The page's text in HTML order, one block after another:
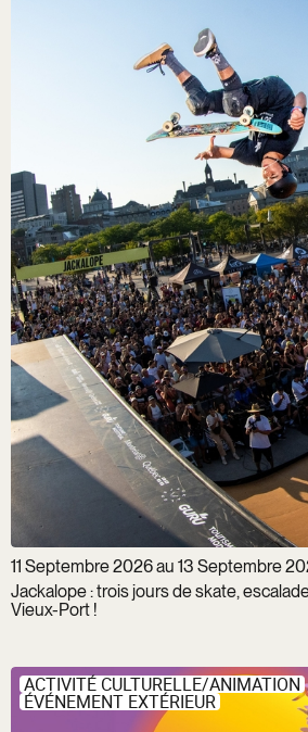
11 Septembre 2026 au 13 Septembre
Jackalope : trois jours de skate,
Vieux-Port !
ACTIVITÉ CULTURELLE/ANIMATION
ÉVÉNEMENT EXTÉRIEUR